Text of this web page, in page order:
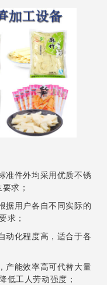
准件外均采用优质不锈
求；
据用户各自不同实际的
求；
动化程度高，适合于各
产能效率高可代替大量
低工人劳动强度；